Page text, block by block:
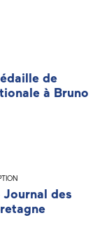
de
à Bruno
des